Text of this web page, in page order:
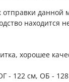
данной
находится
хорошее
- 122 см, ОБ -